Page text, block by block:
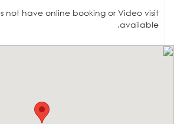
not have online booking or Video visit
available.